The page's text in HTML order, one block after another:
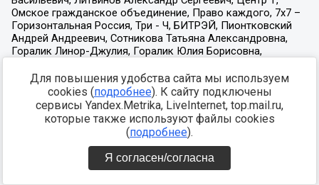
Для повышения удобства сайта мы используем
cookies (подробнее). К сайту подключены
сервисы Yandex.Metrika, LiveInternet, top.mail.ru,
которые также используют файлы cookies
(подробнее).
Я согласен/согласна